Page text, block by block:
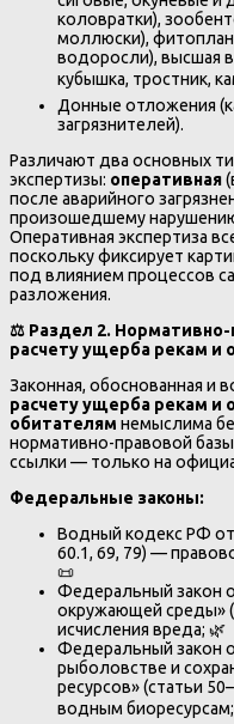
коловратки),
моллюски),
водоросли), высшая
кубышка, тростник,
Донные отложения
загрязнителей).
Различают два основных
экспертизы: оперативная
после аварийного
произошедшему
Оперативная экспертиза
поскольку фиксирует
под влиянием процессов
разложения.
⚖️ Раздел 2. Нормативно-
расчету ущерба рекам и
Законная, обоснованная и
расчету ущерба рекам и
обитателям немыслима
нормативно-правовой
ссылки — только на
Федеральные законы:
Водный кодекс РФ
60.1, 69, 79) —
📜
Федеральный закон
окружающей среды»
исчисления вреда; 🌿
Федеральный закон
рыболовстве и
ресурсов» (статьи
водным